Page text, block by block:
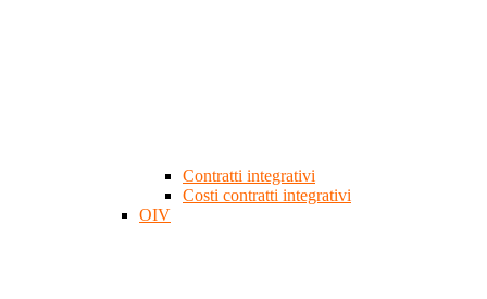
Contratti integrativi
Costi contratti integrativi
OIV